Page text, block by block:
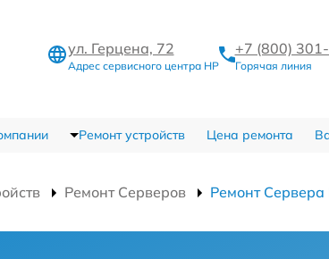
ул. Герцена, 72
Адрес сервисного центра HP
+7 (800)
Горячая линия
Ремонт устройств Цена ремонта
Ремонт Серверов Ремонт Сервера